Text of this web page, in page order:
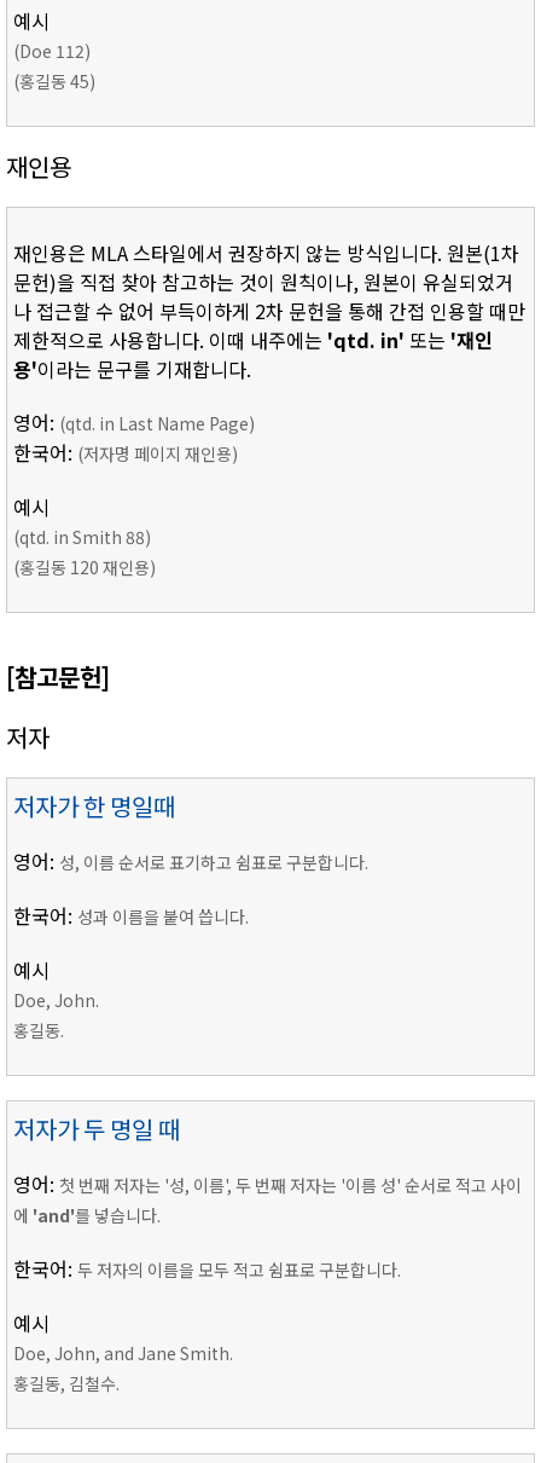
예시
(Doe 112)
(홍길동 45)
재인용
재인용은 MLA 스타일에서 권장하지 않는 방식입니다. 원본(1차
문헌)을 직접 찾아 참고하는 것이 원칙이나, 원본이 유실되었거
나 접근할 수 없어 부득이하게 2차 문헌을 통해 간접 인용할 때만
제한적으로 사용합니다. 이때 내주에는 'qtd. in' 또는 '재인
용'이라는 문구를 기재합니다.
영어: (qtd. in Last Name Page)
한국어: (저자명 페이지 재인용)
예시
(qtd. in Smith 88)
(홍길동 120 재인용)
[참고문헌]
저자
저자가 한 명일때
영어: 성, 이름 순서로 표기하고 쉼표로 구분합니다.
한국어: 성과 이름을 붙여 씁니다.
예시
Doe, John.
홍길동.
저자가 두 명일 때
영어: 첫 번째 저자는 '성, 이름', 두 번째 저자는 '이름 성' 순서로 적고 사이
에 'and'를 넣습니다.
한국어: 두 저자의 이름을 모두 적고 쉼표로 구분합니다.
예시
Doe, John, and Jane Smith.
홍길동, 김철수.